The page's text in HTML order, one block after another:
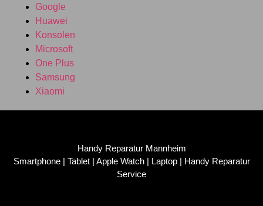
Google
Huawei
Konsolen
Microsoft
One Plus
Samsung
Xiaomi
Handy Reparatur Mannheim
Smartphone | Tablet | Apple Watch | Laptop | Handy Reparatur
Service